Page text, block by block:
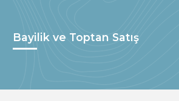
Bayilik ve Toptan Satış